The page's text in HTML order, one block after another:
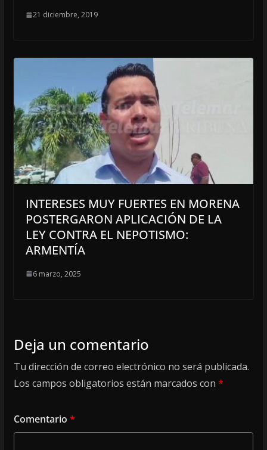
21 diciembre, 2019
INTERESES MUY FUERTES EN MORENA
POSTERGARON APLICACIÓN DE LA
LEY CONTRA EL NEPOTISMO:
ARMENTÍA
6 marzo, 2025
Deja un comentario
Tu dirección de correo electrónico no será publicada.
Los campos obligatorios están marcados con *
Comentario *